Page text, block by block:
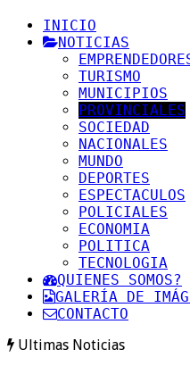
INICIO
NOTICIAS
TURISMO
MUNICIPIOS
PROVINCIALES
SOCIEDAD
NACIONALES
MUNDO
DEPORTES
ESPECTACULOS
POLICIALES
ECONOMIA
POLITICA
TECNOLOGIA
QUIENES SOMOS?
GALERÍA DE
CONTACTO
Ultimas Noticias